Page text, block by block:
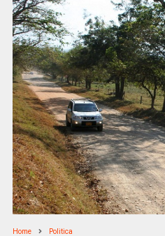
Home Politica